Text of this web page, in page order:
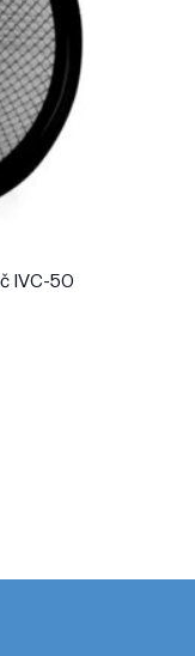
IVC-50